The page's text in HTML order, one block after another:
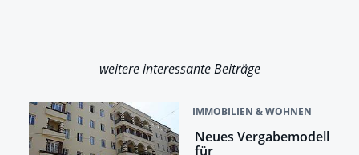
weitere interessante Beiträge
IMMOBILIEN & WOHNEN
Neues Vergabemodell
für